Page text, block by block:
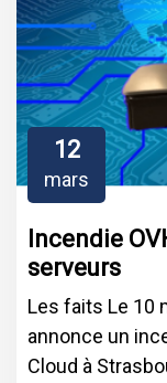
12
mars
Incendie
serveurs
Les faits Le 10
annonce un
Cloud à